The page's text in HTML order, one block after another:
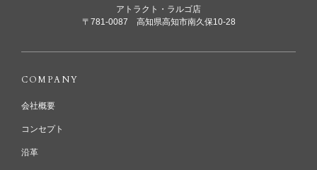
アトラクト・ラルゴ店
〒781-0087 高知県高知市南久保10-28
COMPANY
会社概要
コンセプト
沿革